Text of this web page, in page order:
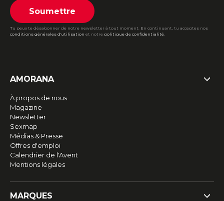
Soumettre
Tu peux te désabonner de notre newsletter à tout moment. En continuant, tu acceptes nos
conditions générales d'utilisation et notre politique de confidentialité.
AMORANA
À propos de nous
Magazine
Newsletter
Sexmap
Médias & Presse
Offres d'emploi
Calendrier de l'Avent
Mentions légales
MARQUES